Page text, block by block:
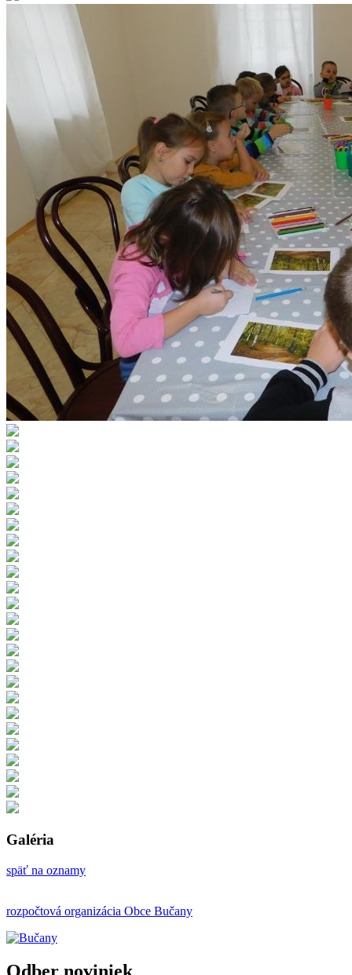
Galéria
späť na oznamy
rozpočtová organizácia Obce Bučany
Odber noviniek